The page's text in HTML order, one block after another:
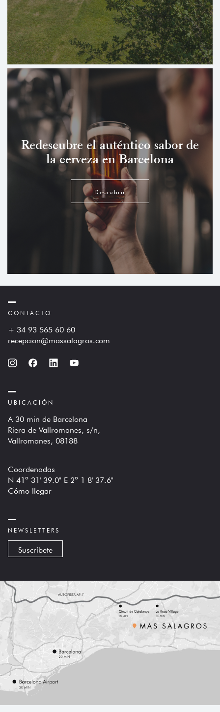
Redescubre el auténtico sabor de
la cerveza en Barcelona
Descubrir
CONTACTO
+ 34 93 565 60 60
recepcion@massalagros.com
UBICACIÓN
A 30 min de Barcelona
Riera de Vallromanes, s/n,
Vallromanes, 08188
Coordenadas
N 41º 31' 39.0" E 2º 1 8' 37.6"
Cómo llegar
NEWSLETTERS
Suscríbete